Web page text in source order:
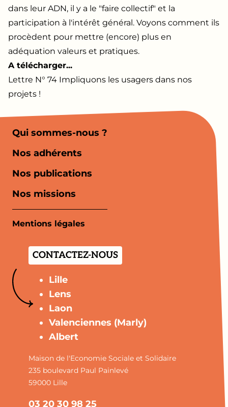
dans leur ADN, il y a le "faire collectif" et la
participation à l'intérêt général. Voyons comment ils
procèdent pour mettre (encore) plus en
adéquation valeurs et pratiques.
A télécharger...
Lettre N° 74 Impliquons les usagers dans nos
projets !
Qui sommes-nous ?
Nos adhérents
Nos publications
Nos missions
Mentions légales
CONTACTEZ-NOUS
Lille
Lens
Laon
Valenciennes (Marly)
Albert
Maison de l'Economie Sociale et Solidaire
235 boulevard Paul Painlevé
59000 Lille
03 20 30 98 25